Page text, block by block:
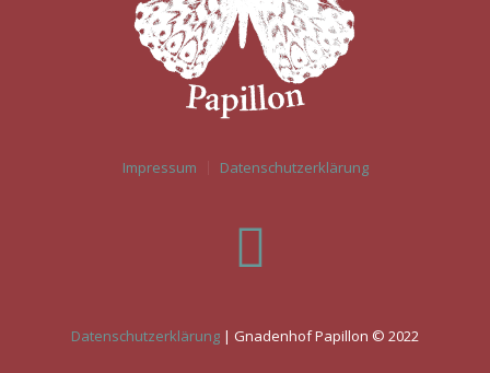
Impressum Datenschutzerklärung
Datenschutzerklärung | Gnadenhof Papillon © 2022